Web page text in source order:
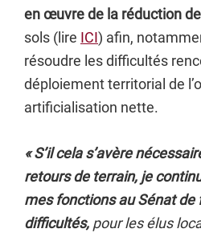
en œuvre de la réduction
sols (lire ICI) afin,
résoudre les difficultés
déploiement territorial de
artificialisation nette.
« S’il cela s’avère
retours de terrain, je
mes fonctions au Sénat de
difficultés, pour les élus